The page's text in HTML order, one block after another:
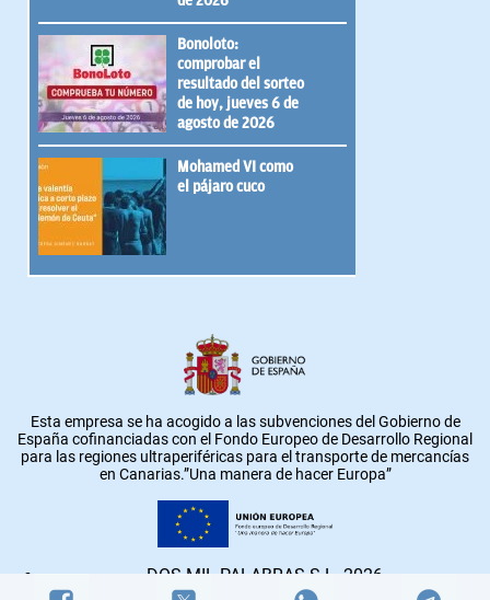
Bonoloto:
comprobar el
resultado del sorteo
de hoy, jueves 6 de
agosto de 2026
Mohamed VI como
el pájaro cuco
Esta empresa se ha acogido a las subvenciones del Gobierno de
España cofinanciadas con el Fondo Europeo de Desarrollo Regional
para las regiones ultraperiféricas para el transporte de mercancías
en Canarias.”Una manera de hacer Europa”
DOS MIL PALABRAS S.L. 2026.